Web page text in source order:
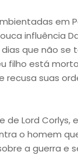
em
influência
dias que não
filho está
recusa suas
de Lord
o homem
a guerra e